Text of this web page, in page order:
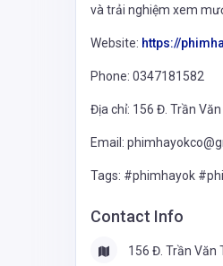
và trải nghiệm xem
Website: https://
Phone: 0347181582
Địa chỉ: 156 Đ. Trần
Email:
Tags: #phimhayok
Contact Info
156 Đ. Trần Văn